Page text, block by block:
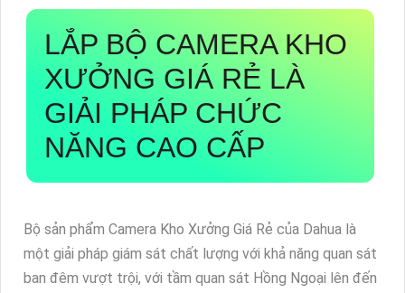
LẮP BỘ CAMERA KHO
XƯỞNG GIÁ RẺ LÀ
GIẢI PHÁP CHỨC
NĂNG CAO CẤP
Bộ sản phẩm Camera Kho Xưởng Giá Rẻ của Dahua là
một giải pháp giám sát chất lượng với khả năng quan sát
ban đêm vượt trội, với tầm quan sát Hồng Ngoại lên đến